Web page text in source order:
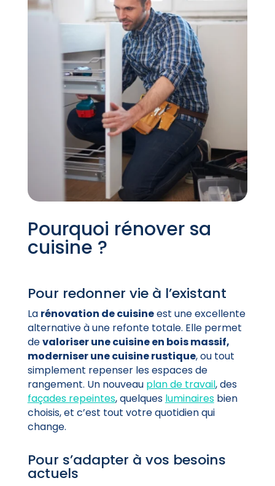
Pourquoi rénover sa
cuisine ?
Pour redonner vie à l’existant
La rénovation de cuisineest une excellente
alternative à une refonte totale. Elle permet
devaloriser une cuisine en bois massif,
moderniser une cuisine rustique, ou tout
simplement repenser les espaces de
rangement. Un nouveau plan de travail, des
façades repeintes, quelques luminairesbien
choisis, et c’est tout votre quotidien qui
change.
Pour s’adapter à vos besoins
actuels